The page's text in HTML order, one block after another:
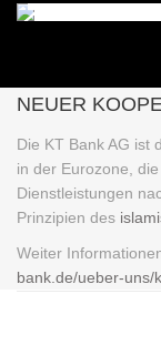
NEUER
Die KT Bank AG ist
in der Eurozone,
Dienstleistungen
Prinzipien des
Weiter
bank.de/ueber-uns/